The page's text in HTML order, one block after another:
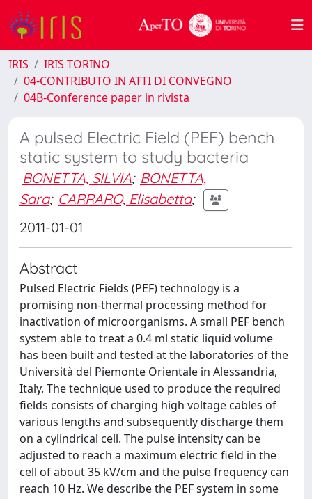
IRIS
IRIS TORINO
04-CONTRIBUTO IN ATTI DI CONVEGNO
04B-Conference paper in rivista
A pulsed Electric Field (PEF) bench
static system to study bacteria
BONETTA, SILVIA; BONETTA,
Sara; CARRARO, Elisabetta;
2011-01-01
Abstract
Pulsed Electric Fields (PEF) technology is a
promising non-thermal processing method for
inactivation of microorganisms. A small PEF bench
system able to treat a 0.4 ml static liquid volume
has been built and tested at the laboratories of the
Università del Piemonte Orientale in Alessandria,
Italy. The technique used to produce the required
fields consists of charging high voltage cables of
various lengths and subsequently discharge them
on a cylindrical cell. The pulse intensity can be
adjusted to reach a maximum electric field in the
cell of about 35 kV/cm and the pulse frequency can
reach 10 Hz. We describe the PEF system in some